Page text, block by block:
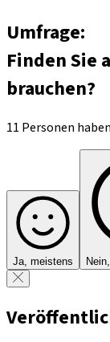
Umfrage:
Finden Sie
brauchen?
11 Personen
Ja, meistens